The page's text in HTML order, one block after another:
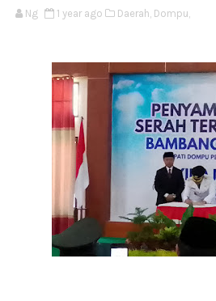
Ng 1 year ago Daerah, Dompu,